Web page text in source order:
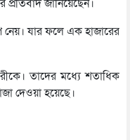
জানিয়েছেন।
যার ফলে এক হাজারের
তাদের মধ্যে শতাধিক
দেওয়া হয়েছে।